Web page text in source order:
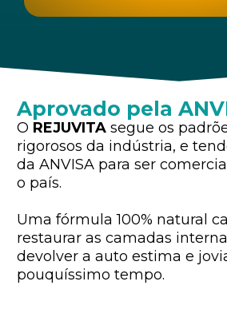
Aprovado pela
O REJUVITA segue os
rigorosos da indústria, e
da ANVISA para ser
o país.
Uma fórmula 100% natural
restaurar as camadas
devolver a auto estima e
pouquíssimo tempo.